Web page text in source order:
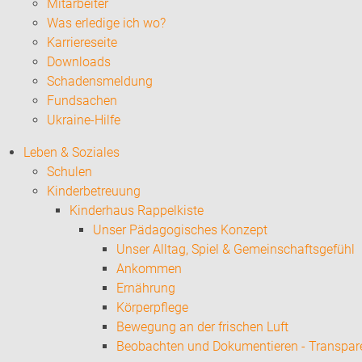
Mitarbeiter
Was erledige ich wo?
Karriereseite
Downloads
Schadensmeldung
Fundsachen
Ukraine-Hilfe
Leben & Soziales
Schulen
Kinderbetreuung
Kinderhaus Rappelkiste
Unser Pädagogisches Konzept
Unser Alltag, Spiel & Gemeinschaftsgefühl
Ankommen
Ernährung
Körperpflege
Bewegung an der frischen Luft
Beobachten und Dokumentieren -